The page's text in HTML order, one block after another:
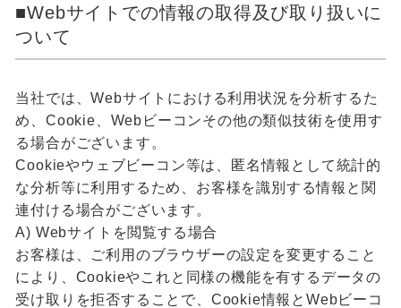
■Webサイトでの情報の取得及び取り扱いに
ついて
当社では、Webサイトにおける利用状況を分析するた
め、Cookie、Webビーコンその他の類似技術を使用す
る場合がございます。
Cookieやウェブビーコン等は、匿名情報として統計的
な分析等に利用するため、お客様を識別する情報と関
連付ける場合がございます。
A) Webサイトを閲覧する場合
お客様は、ご利用のブラウザーの設定を変更すること
により、Cookieやこれと同様の機能を有するデータの
受け取りを拒否することで、Cookie情報とWebビーコ